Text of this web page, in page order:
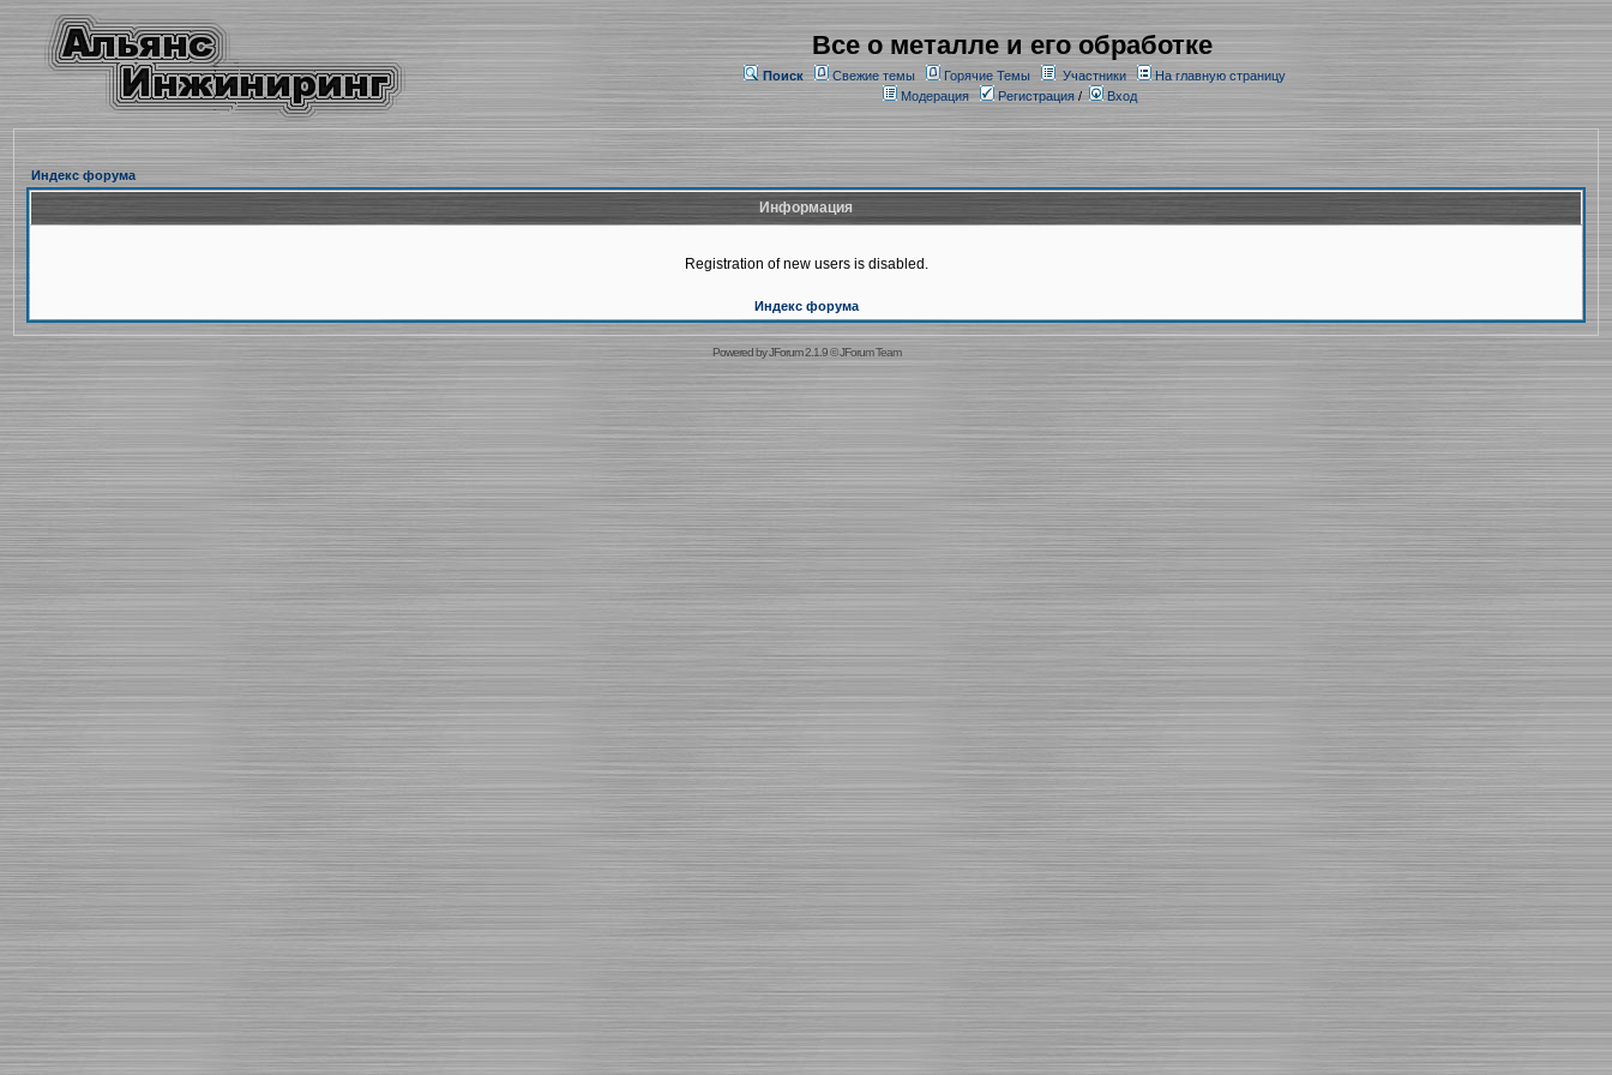
Все о металле и его обработке
Поиск Свежие темы Горячие Темы Участники
На главную страницу
Модерация
Регистрация/ Вход
Индекс форума
Информация
Registration of new users is disabled.
Индекс форума
Powered byJForum 2.1.9©JForum Team